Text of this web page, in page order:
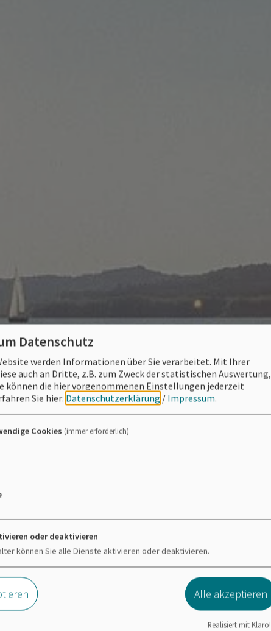
Datenschutz
werden Informationen über Sie verarbeitet. Mit Ihrer
auch an Dritte, z.B. zum Zweck der statistischen Auswertung,
können die hier vorgenommenen Einstellungen jederzeit
Sie hier: Datenschutzerklärung / Impressum.
Cookies (immer erforderlich)
oder deaktivieren
können Sie alle Dienste aktivieren oder deaktivieren.
Alle akzeptieren
Realisiert mit Klaro!